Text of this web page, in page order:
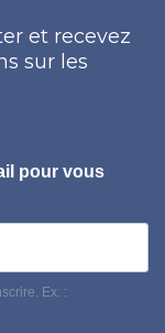
et recevez
sur les
pour vous
Ex. :